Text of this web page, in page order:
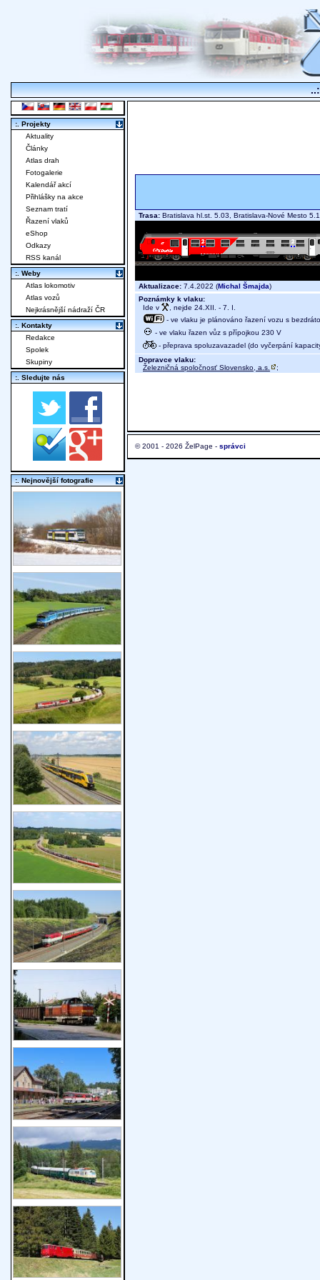
Trasa: Bratislava hl.st. 5.03, Bratislava-Nové Mesto
Aktualizace: 7.4.2022 (Michal Šmajda)
Poznámky k vlaku:
Ide v
, nejde 24.XII. - 7. I.
- ve vlaku je plánováno řazení vozu s
- ve vlaku řazen vůz s přípojkou 230 V
- přeprava spoluzavazadel (do vyčerpání
Dopravce vlaku:
Železničná spoločnosť Slovensko, a.s.
;
© 2001 - 2026 ŽelPage - správci
:. Projekty
Aktuality
Články
Atlas drah
Fotogalerie
Kalendář akcí
Přihlášky na akce
Seznam tratí
Řazení vlaků
eShop
Odkazy
RSS kanál
:. Weby
Atlas lokomotiv
Atlas vozů
Nejkrásnější nádraží ČR
:. Kontakty
Redakce
Spolek
Skupiny
:. Sledujte nás
:. Nejnovější fotografie